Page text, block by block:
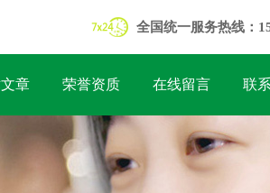
全国统一服务热线：
章 荣誉资质 在线留言 联